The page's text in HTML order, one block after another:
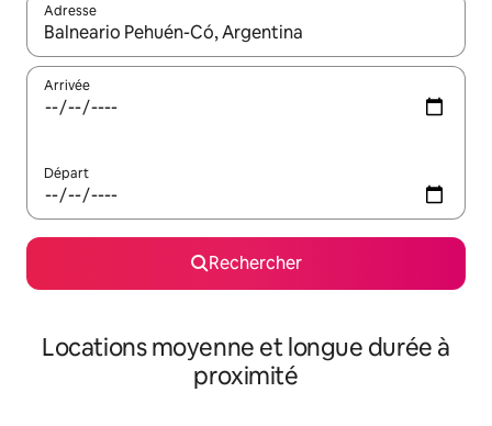
Adresse
Lorsque les résultats s'affichent, utilisez les flèches vers le
Arrivée
Départ
Rechercher
Locations moyenne et longue durée à
proximité